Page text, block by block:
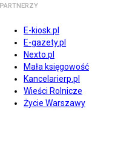
PARTNERZY
E-kiosk.pl
E-gazety.pl
Nexto.pl
Mała księgowość
Kancelarierp.pl
Wieści Rolnicze
Życie Warszawy